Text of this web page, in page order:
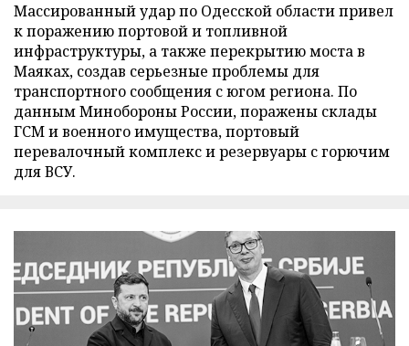
Массированный удар по Одесской области привел
к поражению портовой и топливной
инфраструктуры, а также перекрытию моста в
Маяках, создав серьезные проблемы для
транспортного сообщения с югом региона. По
данным Минобороны России, поражены склады
ГСМ и военного имущества, портовый
перевалочный комплекс и резервуары с горючим
для ВСУ.